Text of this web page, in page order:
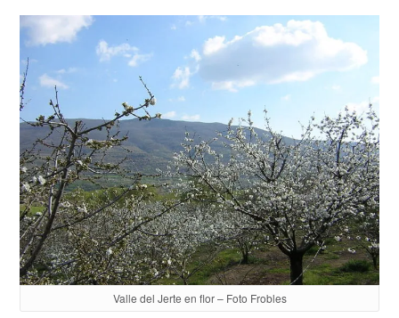
Valle del Jerte en flor – Foto Frobles